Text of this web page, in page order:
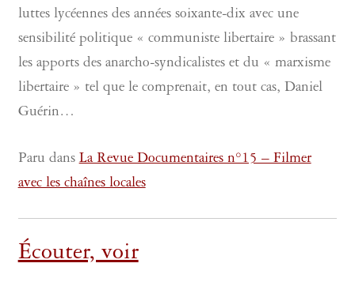
luttes lycéennes des années soixante-dix avec une
sensibilité politique « communiste libertaire » brassant
les apports des anarcho-syndicalistes et du « marxisme
libertaire » tel que le comprenait, en tout cas, Daniel
Guérin…
Paru dansLa Revue Documentaires n°15 – Filmer
avec les chaînes locales
Écouter, voir